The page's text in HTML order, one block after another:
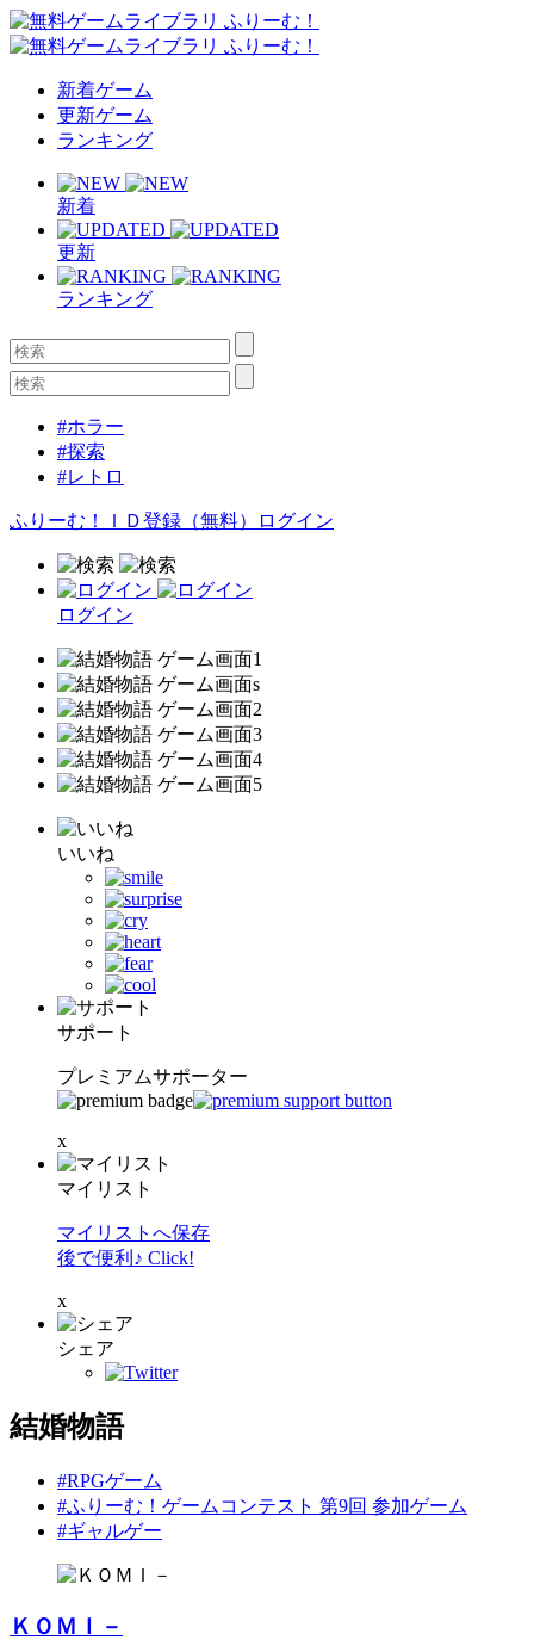
新着ゲーム
更新ゲーム
ランキング
新着
更新
ランキング
#ホラー
#探索
#レトロ
ふりーむ！ＩＤ登録（無料） ログイン
ログイン
いいね
サポート
プレミアムサポーター
x
マイリスト
マイリストへ保存
後で便利♪ Click!
x
シェア
結婚物語
#RPGゲーム
#ふりーむ！ゲームコンテスト 第9回 参加ゲーム
#ギャルゲー
ＫＯＭＩ－